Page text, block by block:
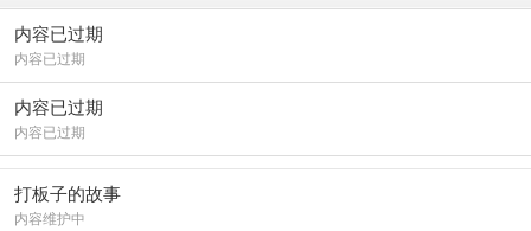
内容已过期
内容已过期
内容已过期
内容已过期
打板子的故事
内容维护中